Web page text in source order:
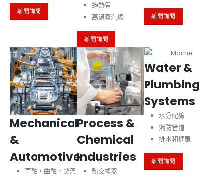
離開詢問
過熱管
高溫蒸汽線
離開詢問
離開詢問
Mechanical
&
Automotive
車軸，曲軸，懸架
Process &
Chemical
Industries
熱交換器
Water &
Plumbing
Systems
水分配線
消防管道
排水和通風
離開詢問